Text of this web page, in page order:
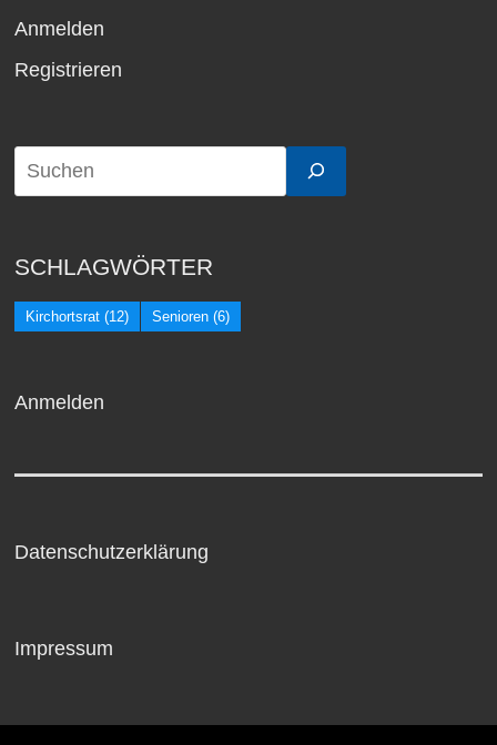
Anmelden
Registrieren
SCHLAGWÖRTER
Kirchortsrat (12) Senioren (6)
Anmelden
Datenschutzerklärung
Impressum